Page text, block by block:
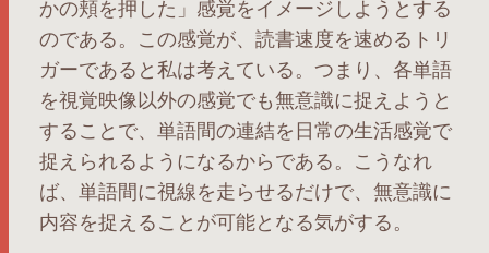
かの頬を押した」感覚をイメージしようとする
のである。この感覚が、読書速度を速めるトリ
ガーであると私は考えている。つまり、各単語
を視覚映像以外の感覚でも無意識に捉えようと
することで、単語間の連結を日常の生活感覚で
捉えられるようになるからである。こうなれ
ば、単語間に視線を走らせるだけで、無意識に
内容を捉えることが可能となる気がする。